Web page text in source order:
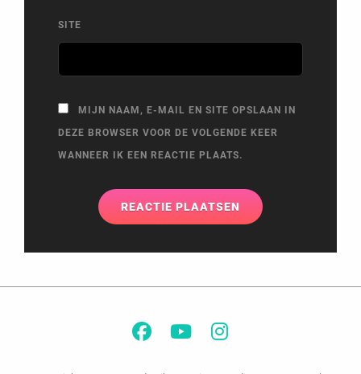
SITE
MIJN NAAM, E-MAIL EN SITE OPSLAAN IN
DEZE BROWSER VOOR DE VOLGENDE KEER
WANNEER IK EEN REACTIE PLAATS.
Facebook
YouTubeInstagram